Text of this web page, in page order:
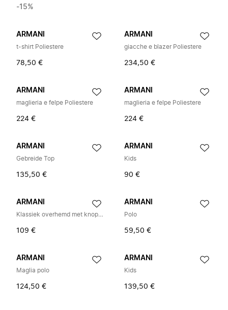
-15%
ARMANI
t-shirt Poliestere
78,50 €
ARMANI
giacche e blazer Poliestere
234,50 €
ARMANI
maglieria e felpe Poliestere
224 €
ARMANI
maglieria e felpe Poliestere
224 €
ARMANI
Gebreide Top
135,50 €
ARMANI
Kids
90 €
ARMANI
Klassiek overhemd met knopen
109 €
ARMANI
Polo
59,50 €
ARMANI
Maglia polo
124,50 €
ARMANI
Kids
139,50 €